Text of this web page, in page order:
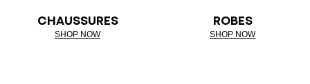
CHAUSSURES
SHOP NOW
ROBES
SHOP NOW